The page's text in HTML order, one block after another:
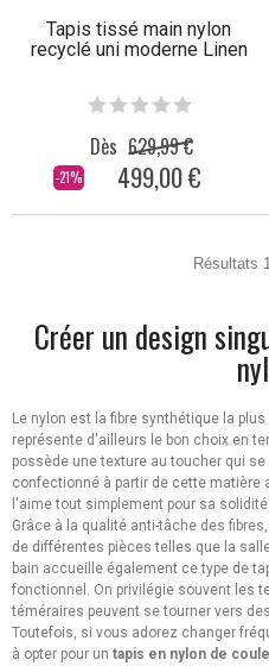
Tapis tissé main nylon
recyclé uni moderne Linen
-21%
Dès 629,99 €
499,00 €
Résultats
Créer un design
Le nylon est la fibre synthétique la
représente d'ailleurs le bon choix en
possède une texture au toucher qui
confectionné à partir de cette matière
l'aime tout simplement pour sa
Grâce à la qualité anti-tâche des
de différentes pièces telles que la
bain accueille également ce type de
fonctionnel. On privilégie souvent les
téméraires peuvent se tourner vers
Toutefois, si vous adorez changer
à opter pour un tapis en nylon de